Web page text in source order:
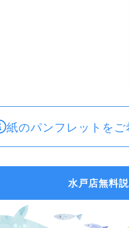
紙のパンフレットを
水戸店無料